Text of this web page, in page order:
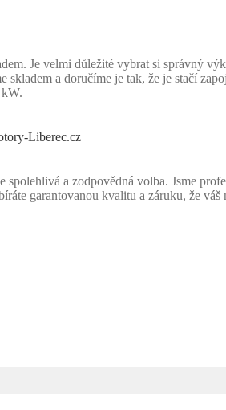
Je velmi důležité vybrat si správný
skladem a doručíme je tak, že je stačí
Liberec.cz
a zodpovědná volba. Jsme
garantovanou kvalitu a záruku, že